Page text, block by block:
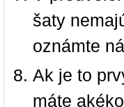
šaty
oznámte
Ak je to
máte